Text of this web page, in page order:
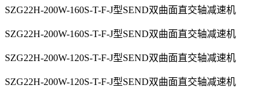
SZG22H-200W-160S-T-F-J型SEND双曲面直交轴减速机
SZG22H-200W-160S-T-F-J型SEND双曲面直交轴减速机
SZG22H-200W-120S-T-F-J型SEND双曲面直交轴减速机
SZG22H-200W-120S-T-F-J型SEND双曲面直交轴减速机